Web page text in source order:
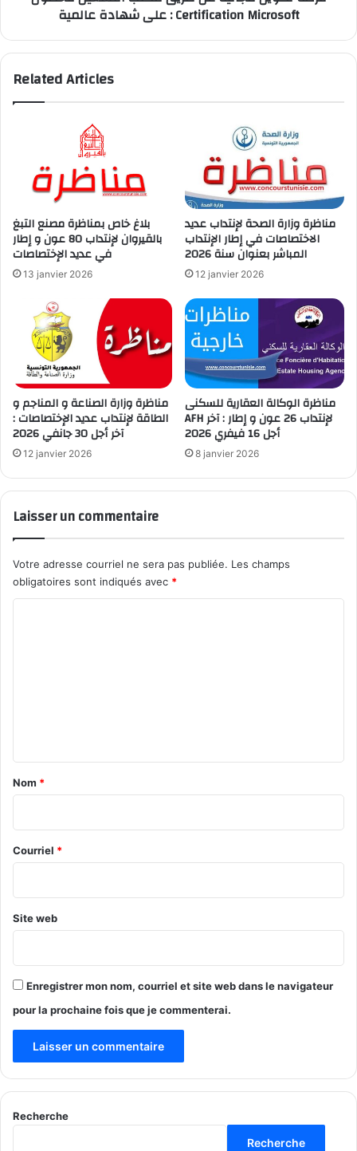
على شهادة عالمية : Certification Microsoft
Related Articles
بلاغ خاص بمناظرة مصنع التبغ
بالقيروان لإنتداب 80 عون و إطار
في عديد الإختصاصات
13 janvier 2026
مناظرة وزارة الصحة لإنتداب عديد
الاختصاصات في إطار الإنتداب
المباشر بعنوان سنة 2026
12 janvier 2026
مناظرة وزارة الصناعة و المناجم و
الطاقة لإنتداب عديد الإختصاصات :
آخر أجل 30 جانفي 2026
12 janvier 2026
مناظرة الوكالة العقارية للسكنى
AFH لإنتداب 26 عون و إطار : آخر
أجل 16 فيفري 2026
8 janvier 2026
Laisser un commentaire
Votre adresse courriel ne sera pas publiée. Les champs
obligatoires sont indiqués avec *
a
i
r
e
Nom *
Courriel *
Site web
Enregistrer mon nom, courriel et site web dans le navigateur
pour la prochaine fois que je commenterai.
Recherche
Recherche